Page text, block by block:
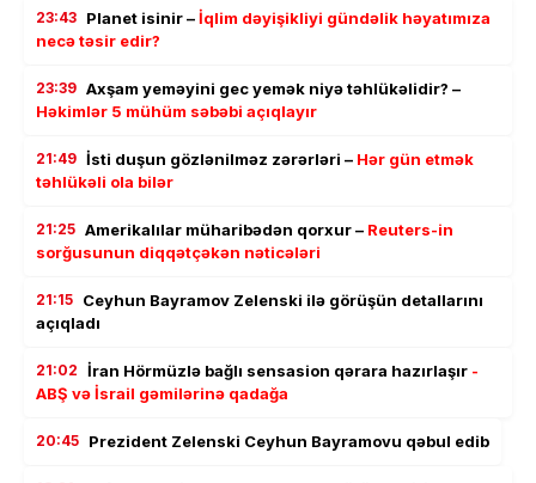
23:43 Planet isinir –İqlim dəyişikliyi gündəlik həyatımıza
necə təsir edir?
23:39 Axşam yeməyini gec yemək niyə təhlükəlidir? –
Həkimlər 5 mühüm səbəbi açıqlayır
21:49 İsti duşun gözlənilməz zərərləri – Hər gün etmək
təhlükəli ola bilər
21:25 Amerikalılar müharibədən qorxur – Reuters-in
sorğusunun diqqətçəkən nəticələri
21:15 Ceyhun Bayramov Zelenski ilə görüşün detallarını
açıqladı
21:02 İran Hörmüzlə bağlı sensasion qərara hazırlaşır -
ABŞ və İsrail gəmilərinə qadağa
20:45 Prezident Zelenski Ceyhun Bayramovu qəbul edib